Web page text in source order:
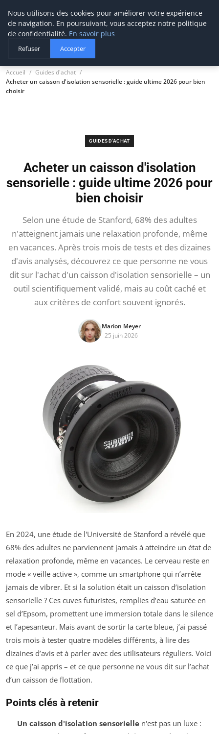
tournevis
malin
L'outil de l'aventurier
Accueil
Guides d'achat
Acheter un caisson d'isolation sensorielle : guide ultime 2026 pour bien
choisir
GUIDES D'ACHAT
Acheter un caisson d'isolation
sensorielle : guide ultime 2026 pour
bien choisir
Selon une étude de Stanford, 68% des adultes
n'atteignent jamais une relaxation profonde, même
en vacances. Après trois mois de tests et des dizaines
d'avis analysés, découvrez ce que personne ne vous
dit sur l'achat d'un caisson d'isolation sensorielle – un
outil scientifiquement validé, mais au coût caché et
aux critères de confort souvent ignorés.
Marion Meyer
25 juin 2026
En 2024, une étude de l'Université de Stanford a révélé que
68% des adultes ne parviennent jamais à atteindre un état de
relaxation profonde, même en vacances. Le cerveau reste en
mode « veille active », comme un smartphone qui n’arrête
jamais de vibrer. Et si la solution était un caisson d’isolation
sensorielle ? Ces cuves futuristes, remplies d’eau saturée en
sel d’Epsom, promettent une immersion totale dans le silence
et l’apesanteur. Mais avant de sortir la carte bleue, j’ai passé
trois mois à tester quatre modèles différents, à lire des
dizaines d’avis et à parler avec des utilisateurs réguliers. Voici
ce que j’ai appris – et ce que personne ne vous dit sur l’achat
d’un caisson de flottation.
Points clés à retenir
Un caisson d'isolation sensoriellen'est pas un luxe :
Nous utilisons des cookies pour améliorer votre expérience
de navigation. En poursuivant, vous acceptez notre politique
de confidentialité. En savoir plus
Refuser Accepter